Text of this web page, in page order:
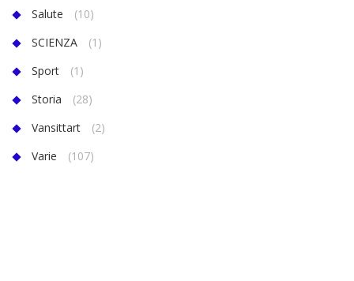
Salute
(10)
SCIENZA
(1)
Sport
(1)
Storia
(28)
Vansittart
(2)
Varie
(107)